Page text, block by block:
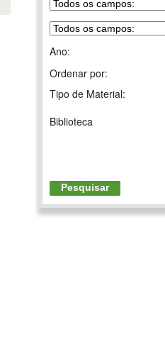
Ano:
Ordenar por:
Tipo de Material:
Biblioteca
Pesquisar